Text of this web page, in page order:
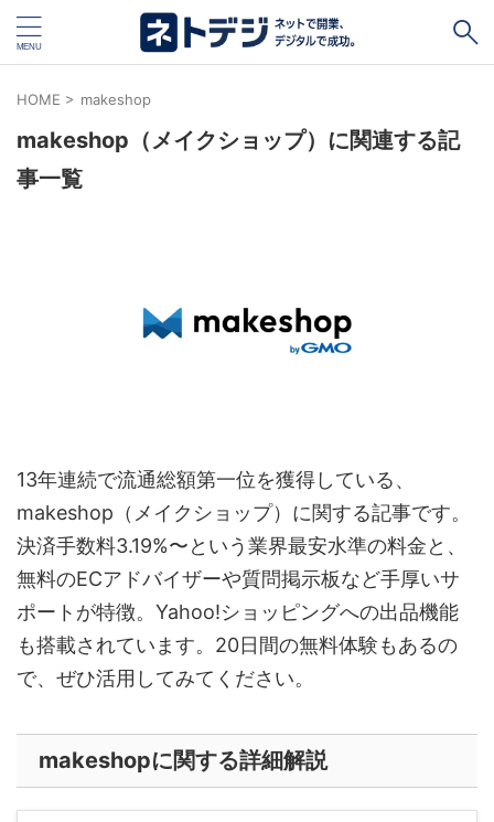
タグ
キャッシュレス
キャッシュレス決済端末１vs１
ハンドメイド販売 ホームページ作成サービス１vs１
グーペ デジタルコンテンツ販売 仕入れサイト
イージーマイショップ ネットショップ開業準備 越境EC
HOME > makeshop
makeshop（メイクショップ）に関連する記
事一覧
13年連続で流通総額第一位を獲得している、
makeshop（メイクショップ）に関する記事です。
決済手数料3.19%〜という業界最安水準の料金と、
無料のECアドバイザーや質問掲示板など手厚いサ
ポートが特徴。Yahoo!ショッピングへの出品機能
も搭載されています。20日間の無料体験もあるの
で、ぜひ活用してみてください。
makeshopに関する詳細解説